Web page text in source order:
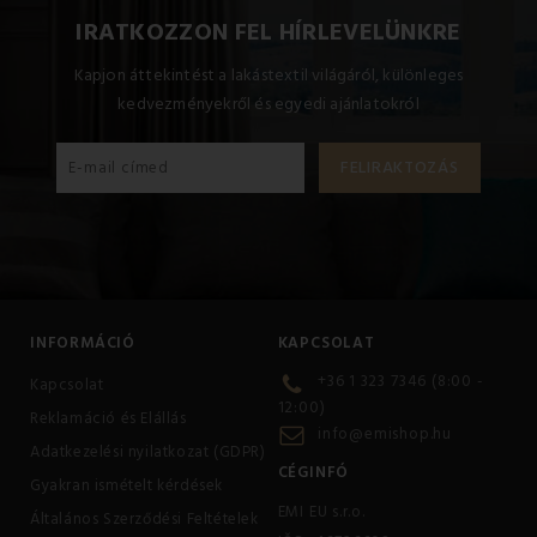
IRATKOZZON FEL HÍRLEVELÜNKRE
Kapjon áttekintést a lakástextil világáról, különleges
kedvezményekről és egyedi ajánlatokról
INFORMÁCIÓ
Kapcsolat
Reklamáció és Elállás
Adatkezelési nyilatkozat (GDPR)
Gyakran ismételt kérdések
Általános Szerződési Feltételek
KAPCSOLAT
+36 1 323 7346 (8:00 -
12:00)
info@emishop.hu
CÉGINFÓ
EMI EU s.r.o.